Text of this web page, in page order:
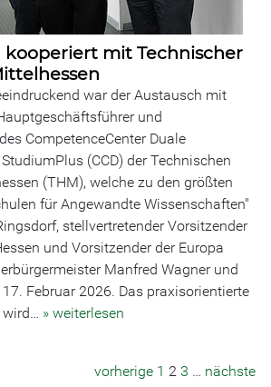
kooperiert mit Technischer
war der Austausch mit
und
CompetenceCenter Duale
(CCD) der Technischen
(THM), welche zu den größten
für Angewandte Wissenschaften"
stellvertretender Vorsitzender
und Vorsitzender der Europa
Manfred Wagner und
Februar 2026. Das praxisorientierte
» weiterlesen
vorherige 1 2 3 … nächste